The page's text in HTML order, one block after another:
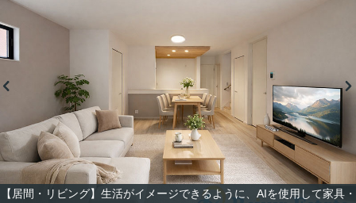
【居間・リビング】生活がイメージできるように、AIを使用して家具・